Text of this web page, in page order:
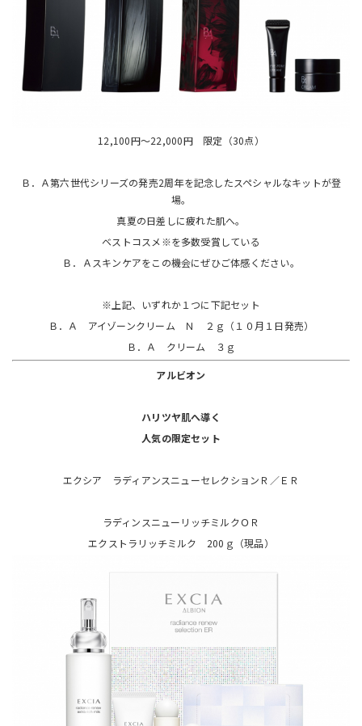
12,100円～22,000円 限定（30点）
Ｂ．Ａ第六世代シリーズの発売2周年を記念したスペシャルなキットが登
場。
真夏の日差しに疲れた肌へ。
ベストコスメ※を多数受賞している
Ｂ．Ａスキンケアをこの機会にぜひご体感ください。
※上記、いずれか１つに下記セット
Ｂ．Ａ アイゾーンクリーム Ｎ ２ｇ（１０月１日発売）
Ｂ．Ａ クリーム ３ｇ
アルビオン
ハリツヤ肌へ導く
人気の限定セット
エクシア ラディアンスニューセレクションＲ／ＥＲ
ラディンスニューリッチミルクＯＲ
エクストラリッチミルク 200ｇ（現品）